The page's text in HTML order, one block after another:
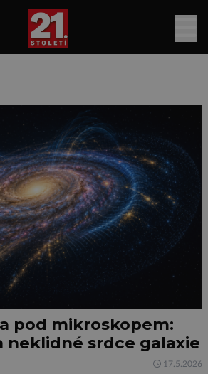
pod mikroskopem:
neklidné srdce galaxie
17.5.2026